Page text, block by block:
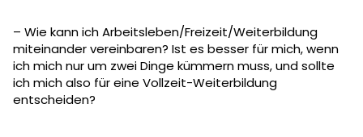
– Wie kann ich Arbeitsleben/Freizeit/Weiterbildung
miteinander vereinbaren? Ist es besser für mich, wenn
ich mich nur um zwei Dinge kümmern muss, und sollte
ich mich also für eine Vollzeit-Weiterbildung
entscheiden?